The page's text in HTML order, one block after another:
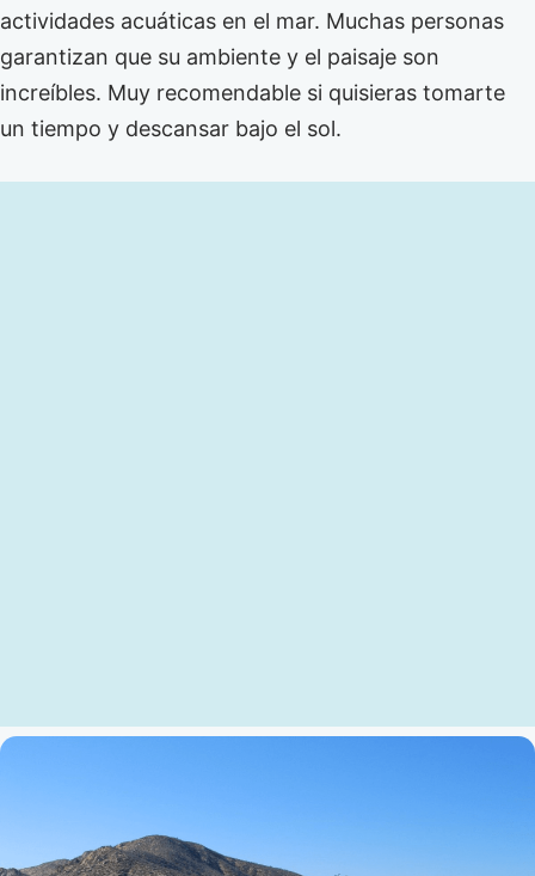
actividades acuáticas en el mar. Muchas personas
garantizan que su ambiente y el paisaje son
increíbles. Muy recomendable si quisieras tomarte
un tiempo y descansar bajo el sol.